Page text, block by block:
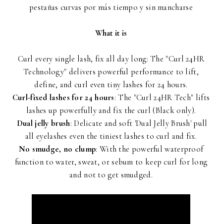
pestañas curvas por más tiempo y sin mancharse
What it is
Curl every single lash, fix all day long: The "Curl 24HR
Technology" delivers powerful performance to lift,
define, and curl even tiny lashes for 24 hours.
Curl-fixed lashes for 24 hours: The "Curl 24HR Tech" lifts
lashes up powerfully and fix the curl (Black only).
Dual jelly brush: Delicate and soft 'Dual Jelly Brush' pull
all eyelashes even the tiniest lashes to curl and fix.
No smudge, no clump: With the powerful waterproof
function to water, sweat, or sebum to keep curl for long
and not to get smudged.